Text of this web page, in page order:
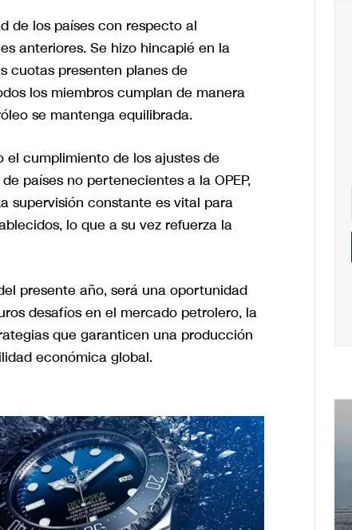
de los países con respecto al
anteriores. Se hizo hincapié en la
cuotas presenten planes de
los miembros cumplan de manera
se mantenga equilibrada.
cumplimiento de los ajustes de
países no pertenecientes a la OPEP,
supervisión constante es vital para
lo que a su vez refuerza la
presente año, será una oportunidad
desafíos en el mercado petrolero, la
que garanticen una producción
económica global.